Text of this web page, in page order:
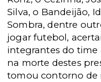
Silva, o Bandeijão,
Sombra, dentre
jogar futebol,
integrantes do time
na morte destes
tomou contorno de